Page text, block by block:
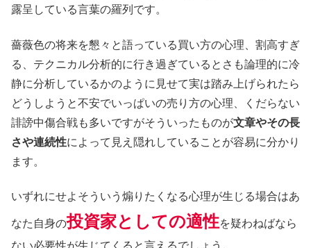
露呈している言葉の羅列です。
薔薇色の将来を懇々と語っている買い方の心理、割高すぎ
る、テクニカル分析的に行き過ぎているとさも論理的に冷
静に分析しているかのように見せて実は踏み上げられたら
どうしようと不安でいっぱいの売り方の心理、くだらない
誹謗中傷合戦も多いですがそういったものが文章やその長
さや連続性によって見え隠れしていることが容易に分かり
ます。
いずれにせよそういう煽りたくなる心理が生じる場合はあ
なた自身の投資家としての適性を疑わねばなら
ない必要性が生じてくると言えるでしょう。